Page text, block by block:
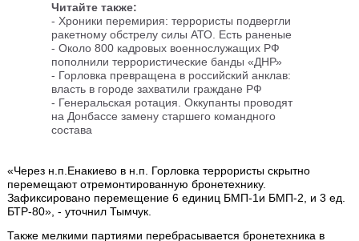
Читайте также:
- Хроники перемирия: террористы подвергли
ракетному обстрелу силы АТО. Есть раненые
- Около 800 кадровых военнослужащих РФ
пополнили террористические банды «ДНР»
- Горловка превращена в российский анклав:
власть в городе захватили граждане РФ
- Генеральская ротация. Оккупанты проводят
на Донбассе замену старшего командного
состава
«Через н.п.Енакиево в н.п. Горловка террористы скрытно
перемещают отремонтированную бронетехнику.
Зафиксировано перемещение 6 единиц БМП-1и БМП-2, и 3 ед.
БТР-80», - уточнил Тымчук.
Также мелкими партиями перебрасывается бронетехника в